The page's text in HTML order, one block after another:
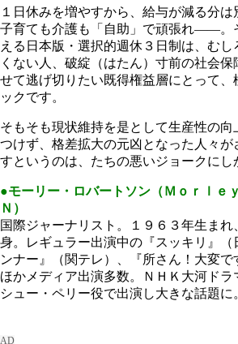
１日休みを増やすから、給与が減る分は
子育ても介護も「自助」で頑張れ――。
える日本版・選択的週休３日制は、む
くない人、破綻（はたん）寸前の社会
せて逃げ切りたい既得権益層にとって、
ックです。
そもそも現状維持を是として生産性の
つけず、格差拡大の元凶となった人々が
すというのは、たちの悪いジョークにし
●モーリー・ロバートソン（Ｍｏｒｌ
Ｎ）
国際ジャーナリスト。１９６３年生まれ
身。レギュラー出演中の『スッキリ』（
ンナー』（関テレ）、『所さん！大変で
ほかメディア出演多数。ＮＨＫ大河ド
シュー・ペリー役で出演し大きな話題に